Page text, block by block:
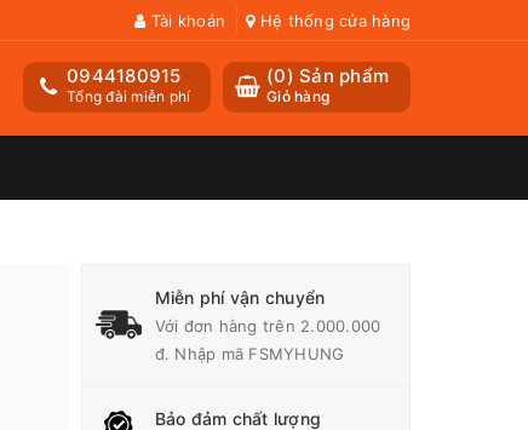
Tài khoản Hệ thống cửa hàng
(0) Sản phẩm
Giỏ hàng
0944180915
Tổng đài miễn phí
Miễn phí vận chuyển
Với đơn hàng trên 2.000.000
đ. Nhập mã FSMYHUNG
Bảo đảm chất lượng